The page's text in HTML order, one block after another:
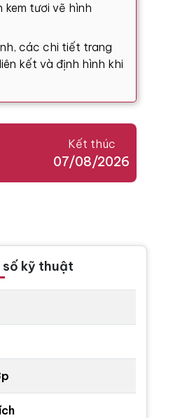
tươi vẽ hình
các chi tiết trang
kết và định hình khi
Kết thúc
07/08/2026
số kỹ thuật